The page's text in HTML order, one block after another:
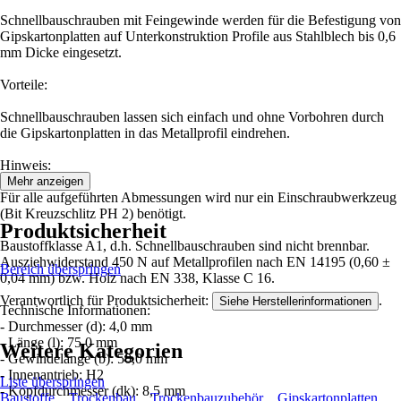
Schnellbauschrauben mit Feingewinde werden für die Befestigung von
Gipskartonplatten auf Unterkonstruktion Profile aus Stahlblech bis 0,6
mm Dicke eingesetzt.
Vorteile:
Schnellbauschrauben lassen sich einfach und ohne Vorbohren durch
die Gipskartonplatten in das Metallprofil eindrehen.
Hinweis:
Für alle aufgeführten Abmessungen wird nur ein Einschraubwerkzeug
(Bit Kreuzschlitz PH 2) benötigt.
Baustoffklasse A1, d.h. Schnellbauschrauben sind nicht brennbar.
Ausziehwiderstand 450 N auf Metallprofilen nach EN 14195 (0,60 ±
0,04 mm) bzw. Holz nach EN 338, Klasse C 16.
Technische Informationen:
- Durchmesser (d): 4,0 mm
- Länge (l): 75,0 mm
- Gewindelänge (b): 50,0 mm
- Innenantrieb: H2
- Kopfdurchmesser (dk): 8,5 mm
Mehr anzeigen
Produktsicherheit
Bereich überspringen
Verantwortlich für Produktsicherheit: Siehe Herstellerinformationen .
Weitere Kategorien
Liste überspringen